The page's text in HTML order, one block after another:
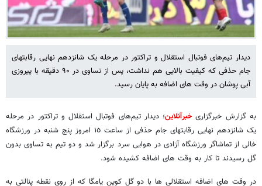
دیدار تیم‌های فوتبال استقلال و تراکتور در مرحله یک شانزدهم نهایی رقابتهای
جام حذفی که کیفیت بالایی هم نداشت، پس از تساوی در ۹۰ دقیقه با پیروزی
آبی پوشان در وقت های اضافه به پایان رسید.
به گزارش خبرگزاریخبرآنلاین؛ دیدار تیم‌های فوتبال استقلال و تراکتور در مرحله
یک شانزدهم نهایی رقابتهای جام حذفی از ساعت ١٥ امروز پنج شنبه در ورزشگاه
خالی از تماشاگر ورزشگاه آزادی در هوایی سرد برگزار شد و دو تیم به تساوی بدون
گل رسیدند تا کار به وقت های اضافه کشیده شود.
در وقت های اضافه استقلالی ها با دو گل کوین یامگا که از روی نقطه پنالتی به